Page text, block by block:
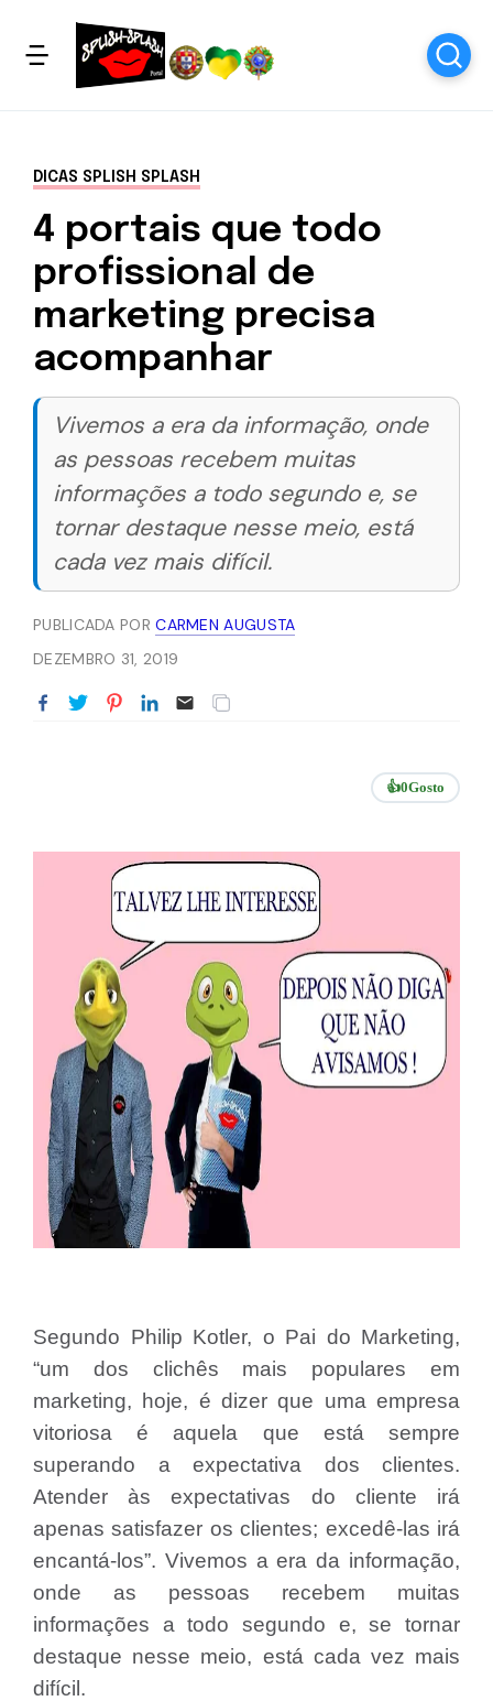
DICAS SPLISH SPLASH
4 portais que todo
profissional de
marketing precisa
acompanhar
Vivemos a era da informação, onde
as pessoas recebem muitas
informações a todo segundo e, se
tornar destaque nesse meio, está
cada vez mais difícil.
PUBLICADA PORCARMEN AUGUSTA
DEZEMBRO 31, 2019
👍0Gosto
Segundo Philip Kotler, o Pai do Marketing,
“um dos clichês mais populares em
marketing, hoje, é dizer que uma empresa
vitoriosa é aquela que está sempre
superando a expectativa dos clientes.
Atender às expectativas do cliente irá
apenas satisfazer os clientes; excedê-las irá
encantá-los”. Vivemos a era da informação,
onde as pessoas recebem muitas
informações a todo segundo e, se tornar
destaque nesse meio, está cada vez mais
difícil.